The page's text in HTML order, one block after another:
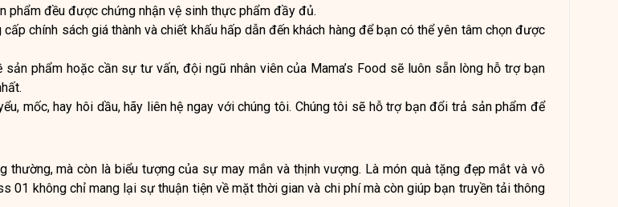
phẩm đều được chứng nhận vệ sinh thực phẩm đầy đủ.
cấp chính sách giá thành và chiết khấu hấp dẫn đến khách hàng để bạn có thể yên tâm chọn được
phẩm hoặc cần sự tư vấn, đội ngũ nhân viên của Mama’s Food sẽ luôn sẵn lòng hỗ trợ bạn
mốc, hay hôi dầu, hãy liên hệ ngay với chúng tôi. Chúng tôi sẽ hỗ trợ bạn đổi trả sản phẩm để
mà còn là biểu tượng của sự may mắn và thịnh vượng. Là món quà tặng đẹp mắt và vô
01 không chỉ mang lại sự thuận tiện về mặt thời gian và chi phí mà còn giúp bạn truyền tải thông